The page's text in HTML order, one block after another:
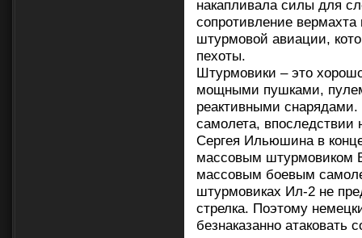
накапливала силы для
сопротивление
штурмовой авиации,
пехоты.
Штурмовики – это
мощными пушками,
реактивными снарядами.
самолета, впоследствии
Сергея Ильюшина в
массовым штурмовиком
массовым боевым
штурмовиках Ил-2 не
стрелка. Поэтому
безнаказанно атаковать